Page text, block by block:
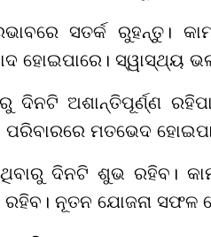
ସତର୍କ ରୁହନ୍ତୁ।
ହୋଇପାରେ। ସ୍ୱାସ୍ଥ୍ୟ
ଦିନଟି ଅଶାନ୍ତିପୂର୍ଣ୍ଣ
ପରିବାରରେ ମତଭେଦ
ଦିନଟି ଶୁଭ ରହିବ।
ରହିବ। ନୂତନ ଯୋଜନା ସଫଳ